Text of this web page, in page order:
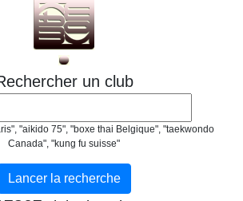
un club
"aikido 75", "boxe thai Belgique", "taekwondo
Canada", "kung fu suisse"